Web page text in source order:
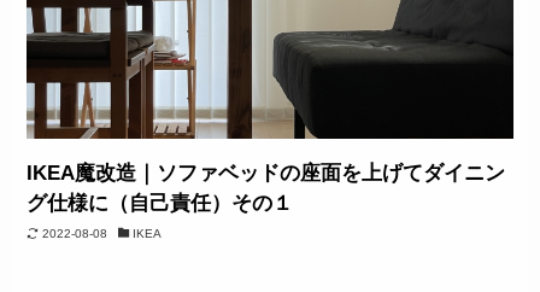
IKEA魔改造｜ソファベッドの座面を上げてダイニン
グ仕様に（自己責任）その１
2022-08-08 IKEA